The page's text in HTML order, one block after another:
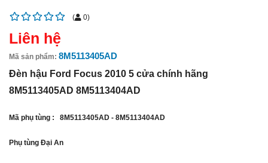
( 0)
Liên hệ
Mã sản phẩm: 8M5113405AD
Đèn hậu Ford Focus 2010 5 cửa chính hãng
8M5113405AD 8M5113404AD
Mã phụ tùng : 8M5113405AD - 8M5113404AD
Phụ tùng Đại An